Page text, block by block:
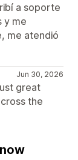
a soporte
y me
me atendió
Jun 30, 2026
great
the